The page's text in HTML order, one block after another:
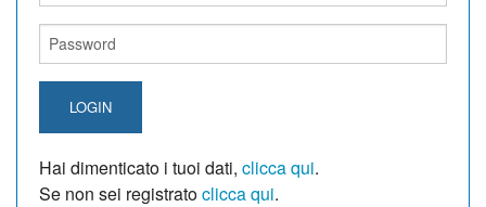
LOGIN
Hai dimenticato i tuoi dati, clicca qui.
Se non sei registratoclicca qui.